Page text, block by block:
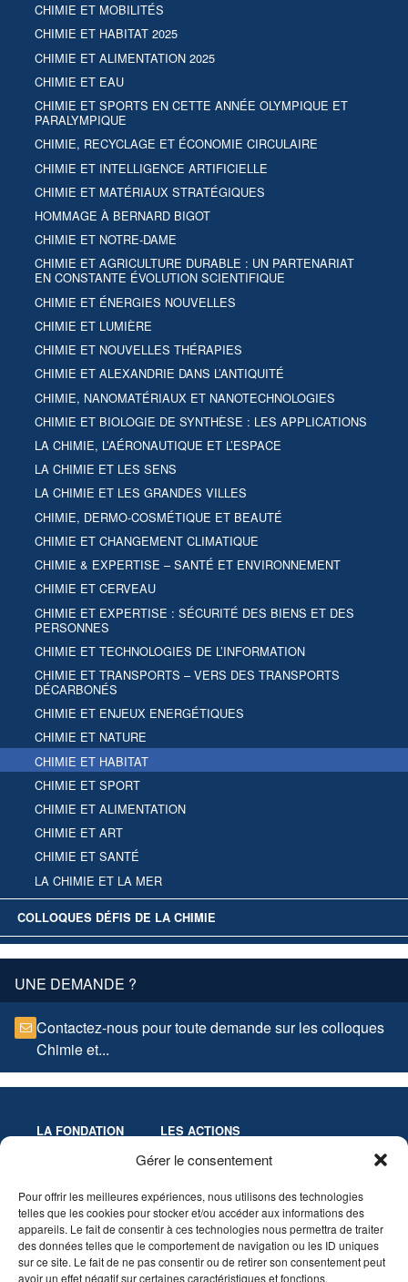
Gérer le consentement
Pour offrir les meilleures expériences, nous utilisons des technologies
telles que les cookies pour stocker et/ou accéder aux informations des
appareils. Le fait de consentir à ces technologies nous permettra de traiter
des données telles que le comportement de navigation ou les ID uniques
sur ce site. Le fait de ne pas consentir ou de retirer son consentement peut
avoir un effet négatif sur certaines caractéristiques et fonctions.
CHIMIE ET MOBILITÉS
CHIMIE ET HABITAT 2025
CHIMIE ET ALIMENTATION 2025
CHIMIE ET EAU
CHIMIE ET SPORTS EN CETTE ANNÉE OLYMPIQUE ET
PARALYMPIQUE
CHIMIE, RECYCLAGE ET ÉCONOMIE CIRCULAIRE
CHIMIE ET INTELLIGENCE ARTIFICIELLE
CHIMIE ET MATÉRIAUX STRATÉGIQUES
HOMMAGE À BERNARD BIGOT
CHIMIE ET NOTRE-DAME
CHIMIE ET AGRICULTURE DURABLE : UN PARTENARIAT
EN CONSTANTE ÉVOLUTION SCIENTIFIQUE
CHIMIE ET ÉNERGIES NOUVELLES
CHIMIE ET LUMIÈRE
CHIMIE ET NOUVELLES THÉRAPIES
CHIMIE ET ALEXANDRIE DANS L’ANTIQUITÉ
CHIMIE, NANOMATÉRIAUX ET NANOTECHNOLOGIES
CHIMIE ET BIOLOGIE DE SYNTHÈSE : LES APPLICATIONS
LA CHIMIE, L’AÉRONAUTIQUE ET L’ESPACE
LA CHIMIE ET LES SENS
LA CHIMIE ET LES GRANDES VILLES
CHIMIE, DERMO-COSMÉTIQUE ET BEAUTÉ
CHIMIE ET CHANGEMENT CLIMATIQUE
CHIMIE & EXPERTISE – SANTÉ ET ENVIRONNEMENT
CHIMIE ET CERVEAU
CHIMIE ET EXPERTISE : SÉCURITÉ DES BIENS ET DES
PERSONNES
CHIMIE ET TECHNOLOGIES DE L’INFORMATION
CHIMIE ET TRANSPORTS – VERS DES TRANSPORTS
DÉCARBONÉS
CHIMIE ET ENJEUX ENERGÉTIQUES
CHIMIE ET NATURE
CHIMIE ET HABITAT
CHIMIE ET SPORT
CHIMIE ET ALIMENTATION
CHIMIE ET ART
CHIMIE ET SANTÉ
LA CHIMIE ET LA MER
COLLOQUES DÉFIS DE LA CHIMIE
UNE DEMANDE ?
Contactez-nous pour toute demande sur les colloques
Chimie et...
LA FONDATION
Statuts
LES ACTIONS
Colloques
Innovation-Recherche
Les Prix de la Fondation
Partenaires